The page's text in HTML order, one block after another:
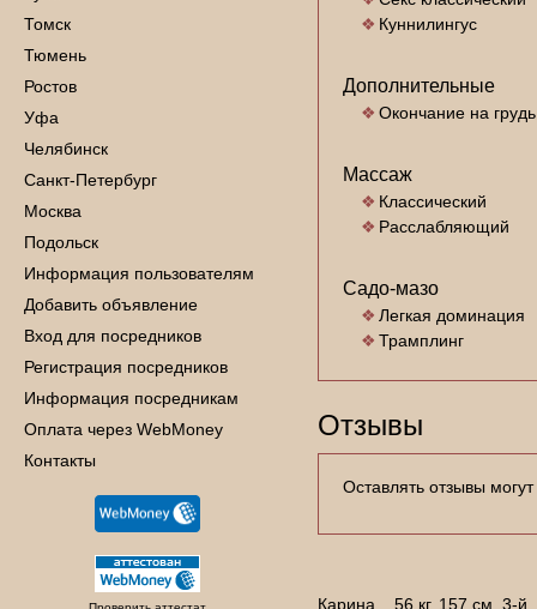
Томск
Тюмень
Ростов
Уфа
Челябинск
Санкт-Петербург
Москва
Подольск
Информация пользователям
Добавить объявление
Вход для посредников
Регистрация посредников
Информация посредникам
Оплата через WebMoney
Контакты
Куннилингус
Дополнительные
Окончание на грудь
Массаж
Классический
Расслабляющий
Садо-мазо
Легкая доминация
Трамплинг
Отзывы
Оставлять отзывы
Карина. . 56 кг. 157 см. 3-й.